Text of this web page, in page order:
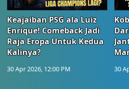
Keajaiban PSG ala Luiz
Enrique! Comeback Jadi
Raja Eropa Untuk Kedua
Kalinya?
30 Apr 2026, 12:00 PM 30